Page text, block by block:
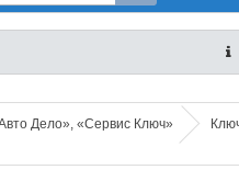
Дело», «Сервис Ключ»